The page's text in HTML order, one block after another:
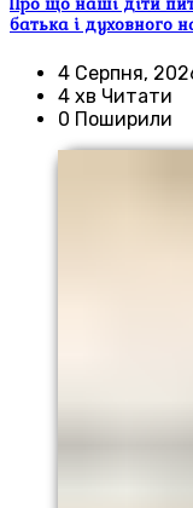
батька і духовного
4 Серпня,
4 хв Читати
0 Поширили